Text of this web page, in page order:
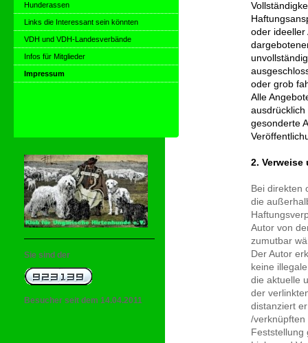
oder ideeller
oder grob
Alle
ausdrücklich
gesonderte
2.
Bei direkten
die
Autor von
zumutbar
Der Autor
keine
die aktuelle
der
distanziert
/verknüpften
Feststellung
Hunderassen
Links die Interessant sein könnten
VDH und VDH-Landesverbände
Infos für Mitglieder
Impressum
Sie sind der
Besucher seit dem 14.04.2011